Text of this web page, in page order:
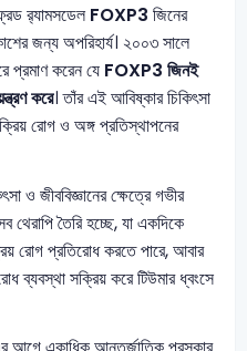
র‍্যামসডেলFOXP3 জিনের
জন্য অপরিহার্য। ২০০৩ সালে
প্রমাণ করেন যে FOXP3 জিনই
করে। তাঁর এই আবিষ্কার চিকিৎসা
রোগ ও অঙ্গ প্রতিস্থাপনের
ও জীববিজ্ঞানের ক্ষেত্রে গভীর
তৈরি হচ্ছে, যা একদিকে
রোগ প্রতিরোধ করতে পারে, আবার
ব্যবস্থা সক্রিয় করে টিউমার ধ্বংসে